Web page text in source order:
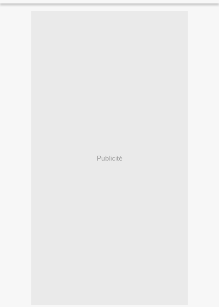
Publicité